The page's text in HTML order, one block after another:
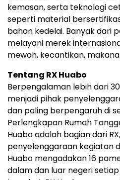
kemasan, serta teknologi
seperti material
bahan kedelai. Banyak dari
melayani merek
mewah, kecantikan,
Tentang RX Huabo
Berpengalaman lebih dari
menjadi pihak
dan paling berpengaruh di
Perlengkapan Rumah
Huabo adalah bagian dari
penyelenggaraan kegiatan
Huabo mengadakan 16
dalam dan luar negeri